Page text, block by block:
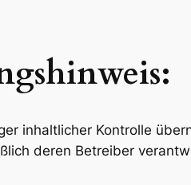
inhaltlicher Kontrolle
deren Betreiber